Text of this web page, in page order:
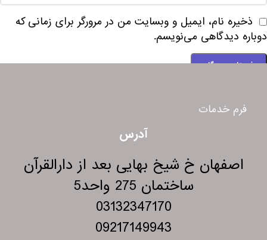
ذخیره نام، ایمیل و وبسایت من در مرورگر برای زمانی که
دوباره دیدگاهی می‌نویسم.
فرم خدمات
آدرس
اصفهان خ شیخ بهایی بعد از دارالقرآن
ساختمان 275 واحد5
03132347170
09217149943